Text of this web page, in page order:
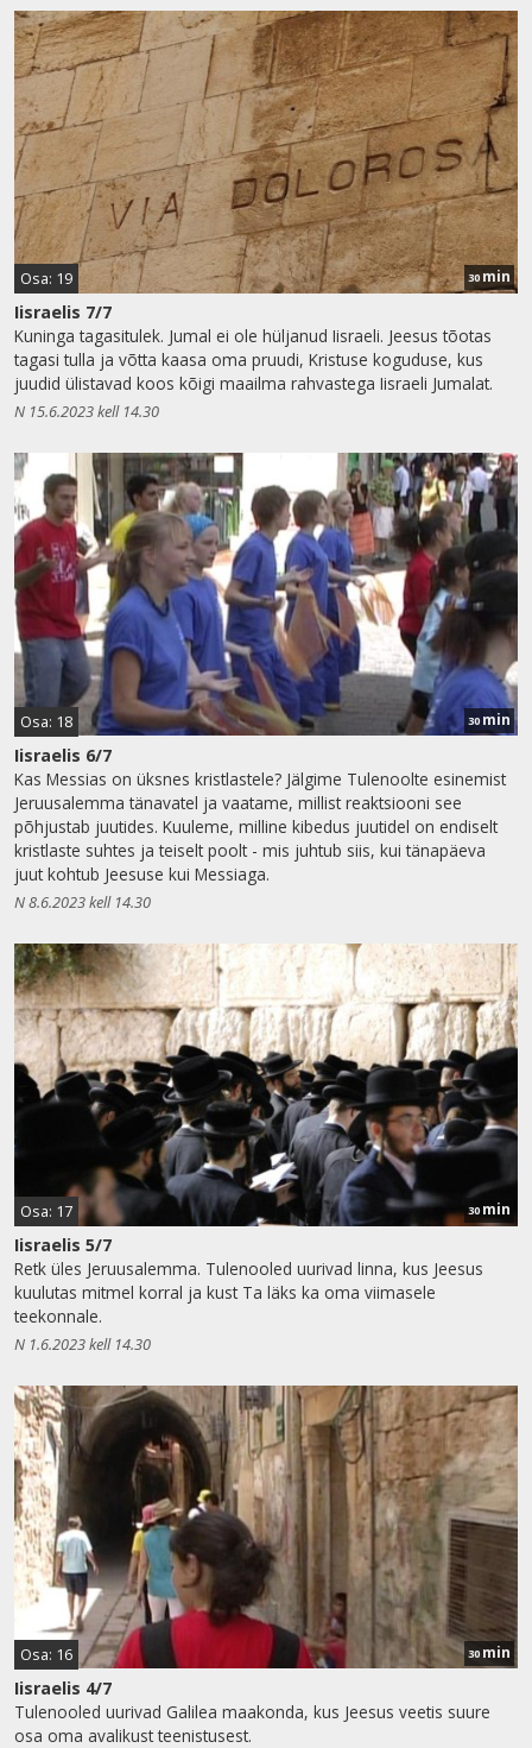
Osa: 19 30 min
Iisraelis 7/7
Kuninga tagasitulek. Jumal ei ole hüljanud Iisraeli. Jeesus tõotas
tagasi tulla ja võtta kaasa oma pruudi, Kristuse koguduse, kus
juudid ülistavad koos kõigi maailma rahvastega Iisraeli Jumalat.
N 15.6.2023 kell 14.30
Osa: 18 30 min
Iisraelis 6/7
Kas Messias on üksnes kristlastele? Jälgime Tulenoolte esinemist
Jeruusalemma tänavatel ja vaatame, millist reaktsiooni see
põhjustab juutides. Kuuleme, milline kibedus juutidel on endiselt
kristlaste suhtes ja teiselt poolt - mis juhtub siis, kui tänapäeva
juut kohtub Jeesuse kui Messiaga.
N 8.6.2023 kell 14.30
Osa: 17 30 min
Iisraelis 5/7
Retk üles Jeruusalemma. Tulenooled uurivad linna, kus Jeesus
kuulutas mitmel korral ja kust Ta läks ka oma viimasele
teekonnale.
N 1.6.2023 kell 14.30
Osa: 16 30 min
Iisraelis 4/7
Tulenooled uurivad Galilea maakonda, kus Jeesus veetis suure
osa oma avalikust teenistusest.